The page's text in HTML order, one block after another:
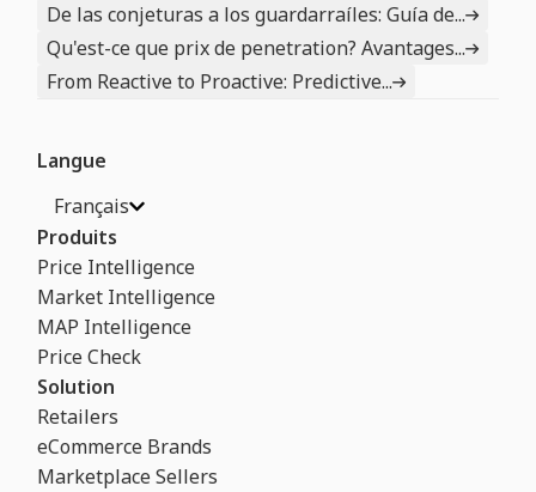
De las conjeturas a los guardarraíles: Guía de...
Qu'est-ce que prix de penetration? Avantages...
From Reactive to Proactive: Predictive...
Langue
Français
Produits
Price Intelligence
Market Intelligence
MAP Intelligence
Price Check
Solution
Retailers
eCommerce Brands
Marketplace Sellers